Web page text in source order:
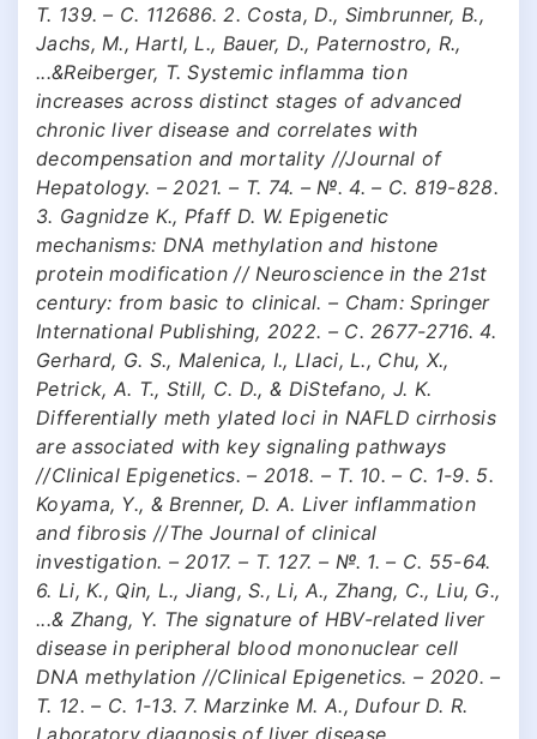
Т. 139. – С. 112686. 2. Costa, D., Simbrunner, B.,
Jachs, M., Hartl, L., Bauer, D., Paternostro, R.,
...&Reiberger, T. Systemic inflamma tion
increases across distinct stages of advanced
chronic liver disease and correlates with
decompensation and mortality //Journal of
Hepatology. – 2021. – Т. 74. – №. 4. – С. 819-828.
3. Gagnidze K., Pfaff D. W. Epigenetic
mechanisms: DNA methylation and histone
protein modification // Neuroscience in the 21st
century: from basic to clinical. – Cham: Springer
International Publishing, 2022. – С. 2677-2716. 4.
Gerhard, G. S., Malenica, I., Llaci, L., Chu, X.,
Petrick, A. T., Still, C. D., & DiStefano, J. K.
Differentially meth ylated loci in NAFLD cirrhosis
are associated with key signaling pathways
//Clinical Epigenetics. – 2018. – Т. 10. – С. 1-9. 5.
Koyama, Y., & Brenner, D. A. Liver inflammation
and fibrosis //The Journal of clinical
investigation. – 2017. – Т. 127. – №. 1. – С. 55-64.
6. Li, K., Qin, L., Jiang, S., Li, A., Zhang, C., Liu, G.,
...& Zhang, Y. The signature of HBV-related liver
disease in peripheral blood mononuclear cell
DNA methylation //Clinical Epigenetics. – 2020. –
Т. 12. – С. 1-13. 7. Marzinke M. A., Dufour D. R.
Laboratory diagnosis of liver disease